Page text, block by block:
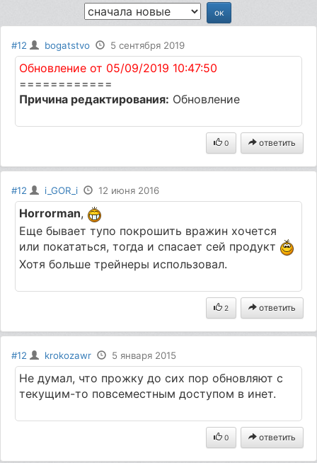
#12 bogatstvo 5 сентября 2019
Обновление от 05/09/2019 10:47:50
============
Причина редактирования: Обновление
0 ответить
#12 i_GOR_i 12 июня 2016
Horrorman,
Еще бывает тупо покрошить вражин хочется
или покататься, тогда и спасает сей продукт
Хотя больше трейнеры использовал.
2 ответить
#12 krokozawr 5 января 2015
Не думал, что прожку до сих пор обновляют с
текущим-то повсеместным доступом в инет.
0 ответить